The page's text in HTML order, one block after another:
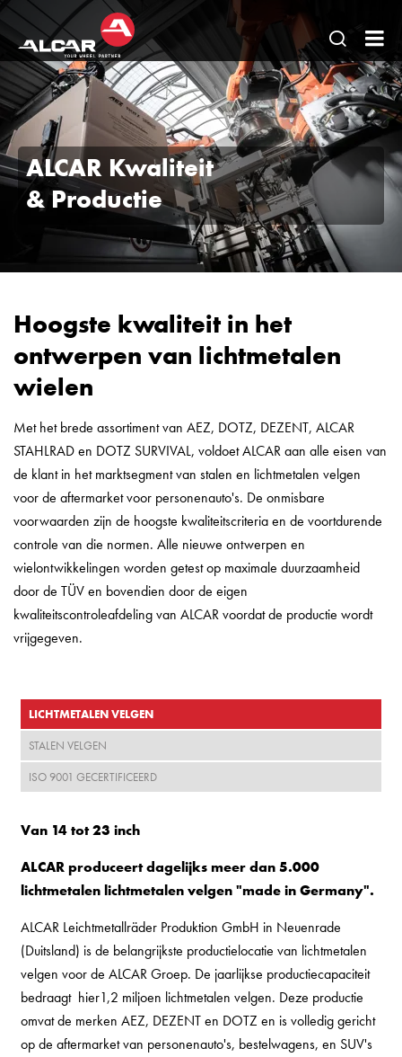
Open
pagina
zoeken
-
ALCAR Kwaliteit
& Productie
Hoogste kwaliteit in het
ontwerpen van lichtmetalen
wielen
Met het brede assortiment van AEZ, DOTZ, DEZENT, ALCAR
STAHLRAD en DOTZ SURVIVAL, voldoet ALCAR aan alle eisen van
de klant in het marktsegment van stalen en lichtmetalen velgen
voor de aftermarket voor personenauto's. De onmisbare
voorwaarden zijn de hoogste kwaliteitscriteria en de voortdurende
controle van die normen. Alle nieuwe ontwerpen en
wielontwikkelingen worden getest op maximale duurzaamheid
door de TÜV en bovendien door de eigen
kwaliteitscontroleafdeling van ALCAR voordat de productie wordt
vrijgegeven.
LICHTMETALEN VELGEN
STALEN VELGEN
ISO 9001 GECERTIFICEERD
Van 14 tot 23 inch
ALCAR produceert dagelijks meer dan 5.000
lichtmetalen lichtmetalen velgen "made in Germany".
ALCAR Leichtmetallräder Produktion GmbH in Neuenrade
(Duitsland) is de belangrijkste productielocatie van lichtmetalen
velgen voor de ALCAR Groep. De jaarlijkse productiecapaciteit
bedraagt ​​ hier1,2 miljoen lichtmetalen velgen. Deze productie
omvat de merken AEZ, DEZENT en DOTZ en is volledig gericht
op de aftermarket van personenauto's, bestelwagens, en SUV's